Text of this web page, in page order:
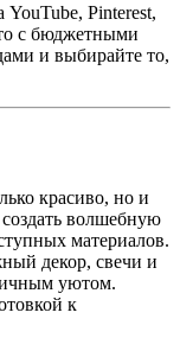
Pinterest,
с бюджетными
и выбирайте то,
красиво, но и
волшебную
материалов.
декор, свечи и
уютом.
к